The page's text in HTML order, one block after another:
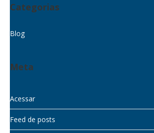
Categorias
Blog
Meta
Acessar
Feed de posts